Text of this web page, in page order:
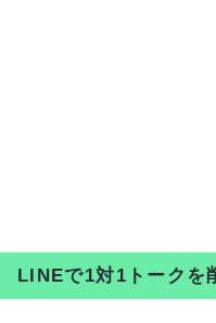
LINEで1対1トークを